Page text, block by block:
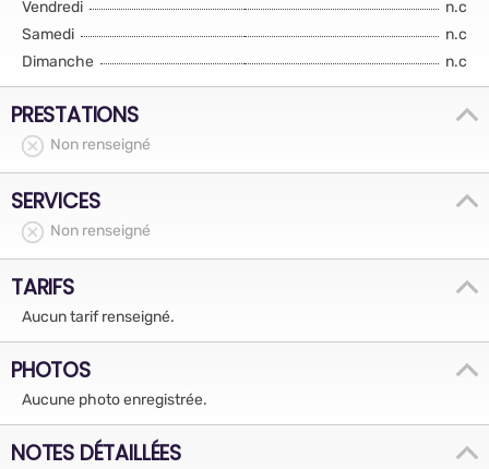
Vendredi
n.c
Samedi
n.c
Dimanche
n.c
PRESTATIONS
Non renseigné
SERVICES
Non renseigné
TARIFS
Aucun tarif renseigné.
PHOTOS
Aucune photo enregistrée.
NOTES DÉTAILLÉES